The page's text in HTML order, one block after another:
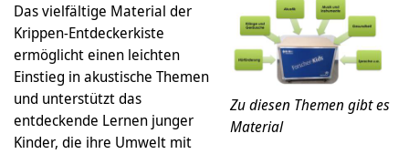
Zu diesen Themen gibt es
Material
Das vielfältige Material der
Krippen-Entdeckerkiste
ermöglicht einen leichten
Einstieg in akustische Themen
und unterstützt das
entdeckende Lernen junger
Kinder, die ihre Umwelt mit